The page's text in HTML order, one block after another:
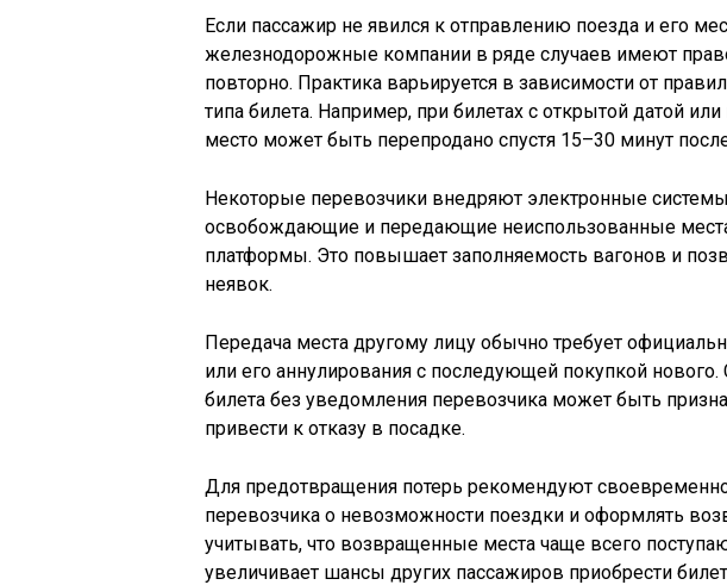
Если пассажир не явился к отправлению поезда и его
железнодорожные компании в ряде случаев имеют
повторно. Практика варьируется в зависимости от
типа билета. Например, при билетах с открытой датой
место может быть перепродано спустя 15–30 минут
Некоторые перевозчики внедряют электронные
освобождающие и передающие неиспользованные
платформы. Это повышает заполняемость вагонов и
неявок.
Передача места другому лицу обычно требует
или его аннулирования с последующей покупкой
билета без уведомления перевозчика может быть
привести к отказу в посадке.
Для предотвращения потерь рекомендуют
перевозчика о невозможности поездки и оформлять
учитывать, что возвращенные места чаще всего
увеличивает шансы других пассажиров приобрести